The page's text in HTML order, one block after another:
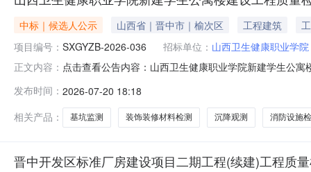
中标｜候选人公示 山西省｜晋中市｜榆次区 工程建筑
项目编号： SXGYZB-2026-036 招标单位： 山西卫生健康职业学院
正文内容： 点击查看公告内容：山西卫生健康职业学院新建学生公
发布时间： 2026-07-20 18:18
相关产品：
基坑监测 装饰装修材料检测 沉降观测 消防设施
晋中开发区标准厂房建设项目二期工程(续建)工程质